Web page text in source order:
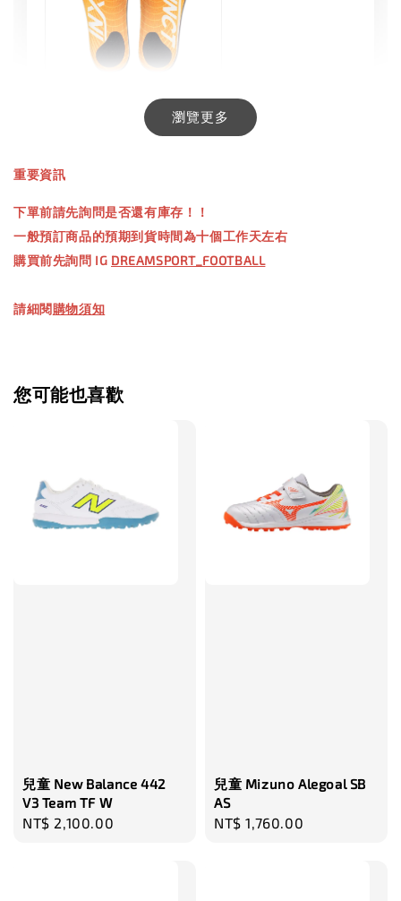
INXTINCT 生活日用鞋墊
NT$ 550.00
加入購物車
瀏覽更多
重要資訊
下單前請先詢問是否還有庫存！！
一般預訂商品的預期到貨時間為十個工作天左右
購買前先詢問 IG DREAMSPORT_FOOTBALL
請細閱購物須知
您可能也喜歡
兒童 New Balance 442
V3 Team TF W
Regular
NT$ 2,100.00
兒童 Mizuno Alegoal SB
AS
Regular
NT$ 1,760.00